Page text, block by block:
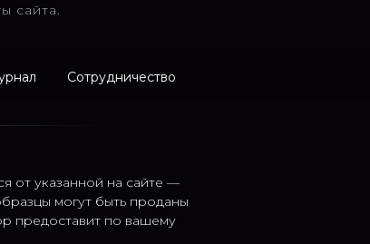
сайта.
Сотрудничество
от указанной на сайте —
могут быть проданы
предоставит по вашему